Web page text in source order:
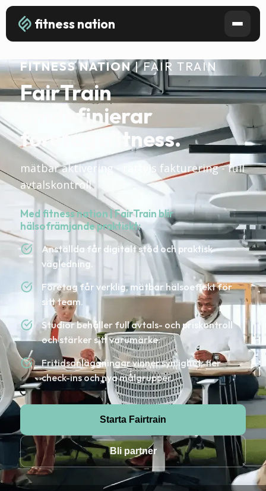
fitness nation
FITNESS NATION| FAIR TRAIN
FairTrain
omdefinierar
företagsfitness.
mätbar aktivering - rättvis fakturering - full
avtalskontroll
Med fitness nation | FairTrain blir
hälsofrämjande praktiskt:
Anställda får digitalt stöd och praktisk
vägledning.
Företag får verklig, mätbar hälsoeffekt för
sitt team.
Studior behåller full avtals- och priskontroll
och stärker sitt varumärke.
Fritidsanläggningar vinner synlighet, fler
check-ins och nya målgrupper.
Starta Fairtrain
Bli partner